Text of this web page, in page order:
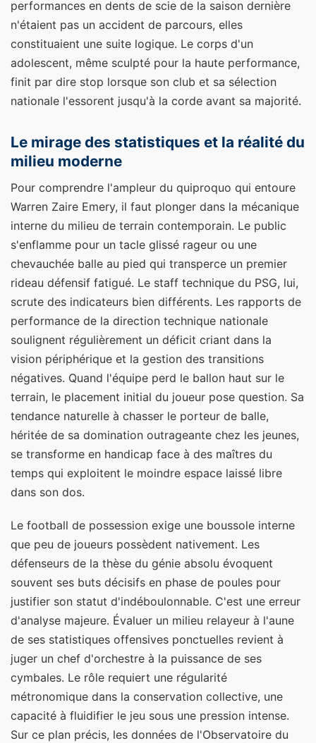
performances en dents de scie de la saison dernière
n'étaient pas un accident de parcours, elles
constituaient une suite logique. Le corps d'un
adolescent, même sculpté pour la haute performance,
finit par dire stop lorsque son club et sa sélection
nationale l'essorent jusqu'à la corde avant sa majorité.
Le mirage des statistiques et la réalité du
milieu moderne
Pour comprendre l'ampleur du quiproquo qui entoure
Warren Zaire Emery, il faut plonger dans la mécanique
interne du milieu de terrain contemporain. Le public
s'enflamme pour un tacle glissé rageur ou une
chevauchée balle au pied qui transperce un premier
rideau défensif fatigué. Le staff technique du PSG, lui,
scrute des indicateurs bien différents. Les rapports de
performance de la direction technique nationale
soulignent régulièrement un déficit criant dans la
vision périphérique et la gestion des transitions
négatives. Quand l'équipe perd le ballon haut sur le
terrain, le placement initial du joueur pose question. Sa
tendance naturelle à chasser le porteur de balle,
héritée de sa domination outrageante chez les jeunes,
se transforme en handicap face à des maîtres du
temps qui exploitent le moindre espace laissé libre
dans son dos.
Le football de possession exige une boussole interne
que peu de joueurs possèdent nativement. Les
défenseurs de la thèse du génie absolu évoquent
souvent ses buts décisifs en phase de poules pour
justifier son statut d'indéboulonnable. C'est une erreur
d'analyse majeure. Évaluer un milieu relayeur à l'aune
de ses statistiques offensives ponctuelles revient à
juger un chef d'orchestre à la puissance de ses
cymbales. Le rôle requiert une régularité
métronomique dans la conservation collective, une
capacité à fluidifier le jeu sous une pression intense.
Sur ce plan précis, les données de l'Observatoire du